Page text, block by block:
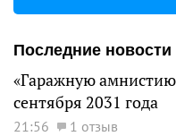
Последние новости
«Гаражную
сентября 2031 года
21:56 1 отзыв